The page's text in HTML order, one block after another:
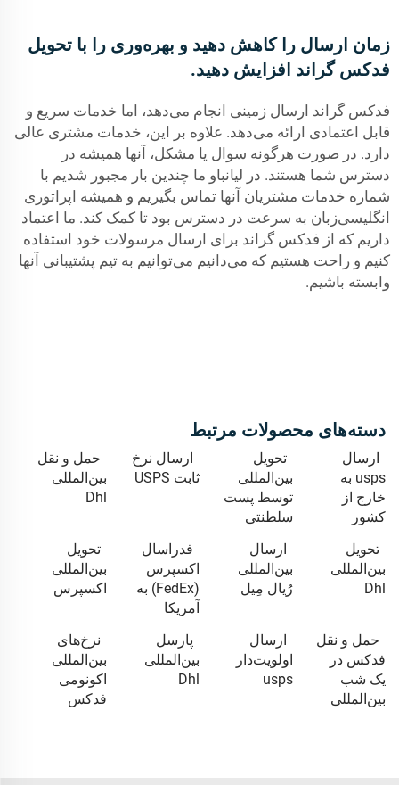
زمان ارسال را کاهش دهید و بهره‌وری را با تحویل
فدکس گراند افزایش دهید.
فدکس گراند ارسال زمینی انجام می‌دهد، اما خدمات سریع و
قابل اعتمادی ارائه می‌دهد. علاوه بر این، خدمات مشتری عالی
دارد. در صورت هرگونه سوال یا مشکل، آنها همیشه در
دسترس شما هستند. در لیانباو ما چندین بار مجبور شدیم با
شماره خدمات مشتریان آنها تماس بگیریم و همیشه اپراتوری
انگلیسی‌زبان به سرعت در دسترس بود تا کمک کند. ما اعتماد
داریم که از فدکس گراند برای ارسال مرسولات خود استفاده
کنیم و راحت هستیم که می‌دانیم می‌توانیم به تیم پشتیبانی آنها
وابسته باشیم.
دسته‌های محصولات مرتبط
ارسال
usps به
خارج از
کشور
تحویل
بین‌المللی
توسط پست
سلطنتی
ارسال نرخ
ثابت USPS
حمل و نقل
بین‌المللی
Dhl
تحویل
بین‌المللی
Dhl
ارسال
بین‌المللی
رُیال مِیل
فدراسال
اکسپرس
(FedEx) به
آمریکا
تحویل
بین‌المللی
اکسپرس
حمل و نقل
فدکس در
یک شب
بین‌المللی
ارسال
اولویت‌دار
usps
پارسل
بین‌المللی
Dhl
نرخ‌های
بین‌المللی
اکونومی
فدکس